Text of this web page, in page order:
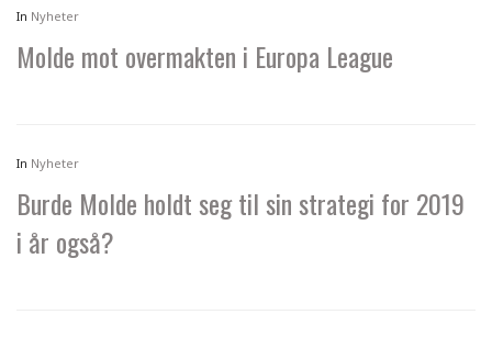
In Nyheter
Molde mot overmakten i Europa League
In Nyheter
Burde Molde holdt seg til sin strategi for 2019
i år også?